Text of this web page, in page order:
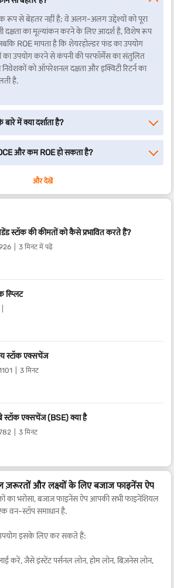
रूप से बेहतर नहीं है; वे अलग-अलग उद्देश्यों को पूरा
दक्षता का मूल्यांकन करने के लिए आदर्श है, विशेष रूप
ROE मापता है कि शेयरहोल्डर फंड का उपयोग
का उपयोग करने से कंपनी की परफॉर्मेंस का संतुलित
निवेशकों को ऑपरेशनल दक्षता और इक्विटी रिटर्न का
है.
में क्या दर्शाता है?
और कम ROE हो सकता है?
और देखें
स्टॉक की कीमतों को कैसे प्रभावित करते हैं?
3 मिनट में पढ़ें
स्प्लिट
स्टॉक एक्सचेंज
3 मिनट
स्टॉक एक्सचेंज (BSE) क्या है
3 मिनट
और लक्ष्यों के लिए बजाज फाइनेंस ऐप
का भरोसा, बजाज फाइनेंस ऐप आपकी सभी फाइनेंशियल
वन-स्टॉप समाधान है.
इसके लिए कर सकते हैं:
करें, जैसे इंस्टेंट पर्सनल लोन, होम लोन, बिज़नेस लोन,